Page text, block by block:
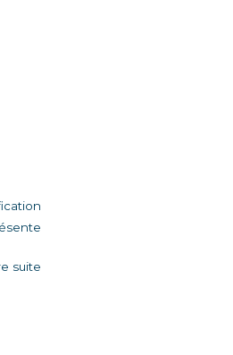
suite